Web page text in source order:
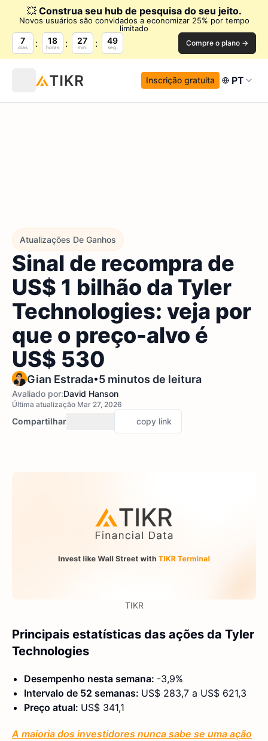
💥 Construa seu hub de pesquisa do seu jeito.
Novos usuários são convidados a economizar 25% por tempo
limitado
7
dias
18
horas
27
min.
48
seg. Compre o plano →
Inscrição gratuita PT
Atualizações De Ganhos
Sinal de recompra de
US$ 1 bilhão da Tyler
Technologies: veja por
que o preço-alvo é
US$ 530
Gian Estrada•5 minutos de leitura
Avaliado por:David Hanson
Última atualização Mar 27, 2026
Compartilhar copy link
TIKR
Principais estatísticas das ações da Tyler
Technologies
Desempenho nesta semana: -3,9%
Intervalo de 52 semanas: US$ 283,7 a US$ 621,3
Preço atual: US$ 341,1
A maioria dos investidores nunca sabe se uma ação